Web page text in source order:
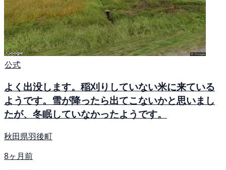
公式
よく出没します。稲刈りしていない米に来ている
ようです。雪が降ったら出てこないかと思いまし
たが、冬眠していなかったようです。
秋田県羽後町
8ヶ月前